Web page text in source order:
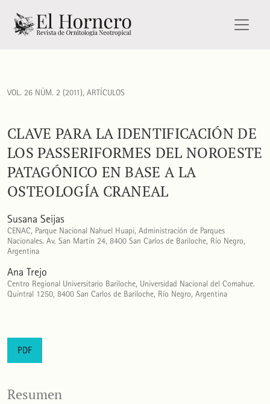
Clave para la identificación de los Passeriformes del
VOL. 26 NÚM. 2 (2011), ARTÍCULOS
CLAVE PARA LA IDENTIFICACIÓN DE
LOS PASSERIFORMES DEL NOROESTE
PATAGÓNICO EN BASE A LA
OSTEOLOGÍA CRANEAL
Susana Seijas
CENAC, Parque Nacional Nahuel Huapi, Administración de Parques
Nacionales. Av. San Martín 24, 8400 San Carlos de Bariloche, Río Negro,
Argentina
Ana Trejo
Centro Regional Universitario Bariloche, Universidad Nacional del Comahue.
Quintral 1250, 8400 San Carlos de Bariloche, Río Negro, Argentina
PDF
Resumen